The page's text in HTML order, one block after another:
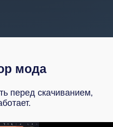
мода
перед скачиванием,